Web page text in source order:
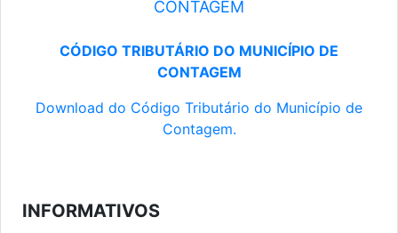
CONTAGEM
CÓDIGO TRIBUTÁRIO DO MUNICÍPIO DE
CONTAGEM
Download do Código Tributário do Município de
Contagem.
INFORMATIVOS